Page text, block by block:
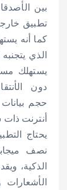
بين
تطبيق
كما أنه
الذي
يستهلك
دون
حجم
أنترنت
يحتاج
نصف
الذكية،
الأشعارات